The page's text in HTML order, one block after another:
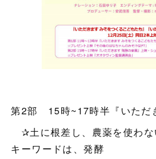
第2部 15時~17時半『いただ
✰土に根差し、農薬を使わな
キーワードは、発酵